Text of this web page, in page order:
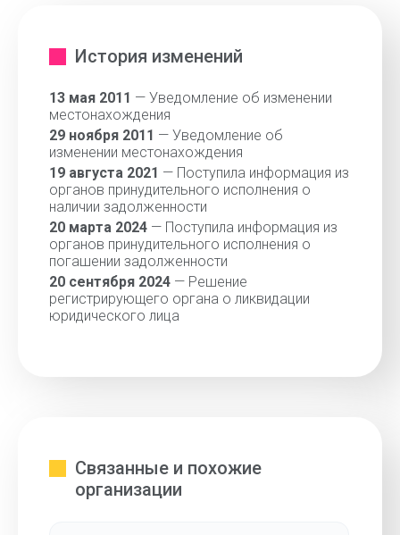
История изменений
13 мая 2011 — Уведомление об изменении
местонахождения
29 ноября 2011 — Уведомление об
изменении местонахождения
19 августа 2021 — Поступила информация из
органов принудительного исполнения о
наличии задолженности
20 марта 2024 — Поступила информация из
органов принудительного исполнения о
погашении задолженности
20 сентября 2024 — Решение
регистрирующего органа о ликвидации
юридического лица
Связанные и похожие
организации